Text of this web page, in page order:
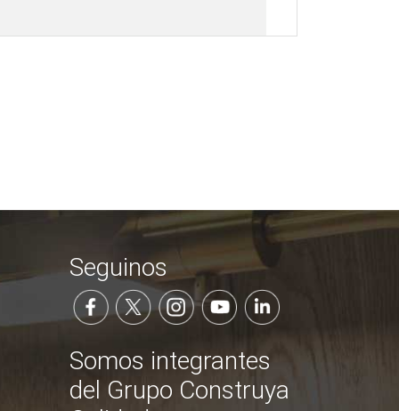
Seguinos
Somos integrantes
del Grupo Construya